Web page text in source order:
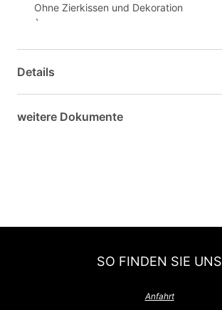
Ohne Zierkissen und Dekoration
`
Details
weitere Dokumente
SO FINDEN SIE UNS
Anfahrt